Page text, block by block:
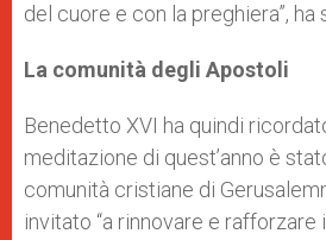
del cuore e con la preghiera”, ha
La comunità degli Apostoli
Benedetto XVI ha quindi
meditazione di quest’anno è
comunità cristiane di
invitato “a rinnovare e